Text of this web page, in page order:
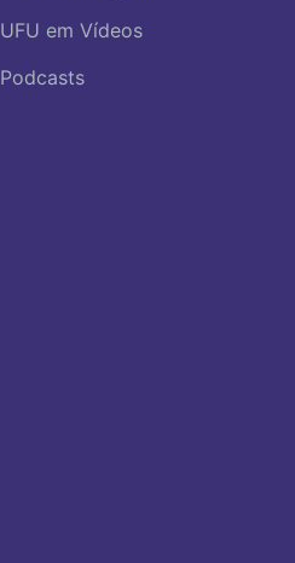
UFU em Vídeos
Podcasts